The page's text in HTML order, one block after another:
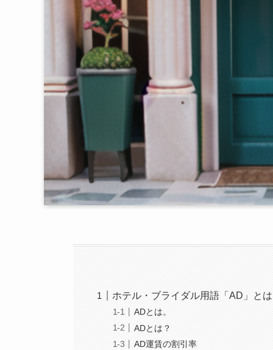
ホテル・ブライダル用語「AD」と
ADとは。
ADとは？
AD運賃の割引率